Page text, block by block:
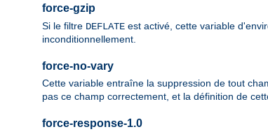
force-gzip
Si le filtre DEFLATE est activé, cette variable
inconditionnellement.
force-no-vary
Cette variable entraîne la suppression de tout
pas ce champ correctement, et la définition de
force-response-1.0